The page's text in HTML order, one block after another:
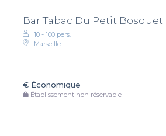
Bar Tabac Du Petit Bosquet
10 - 100 pers.
Marseille
€ Économique
Établissement non réservable